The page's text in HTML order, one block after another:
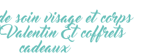
soin visage et corps
Et coffrets
cadeaux